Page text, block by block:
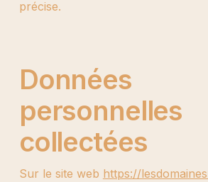
précise.
Données
personnelles
collectées
Sur le site web https://